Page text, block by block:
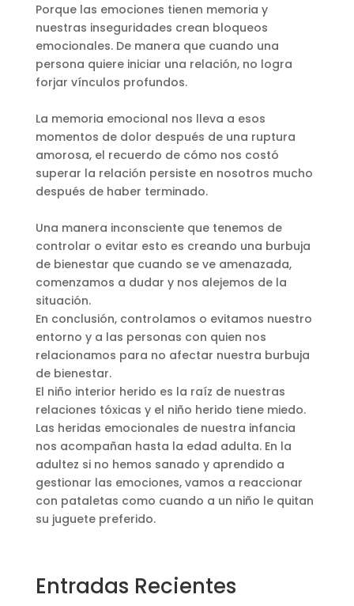
Porque las emociones tienen memoria y
nuestras inseguridades crean bloqueos
emocionales. De manera que cuando una
persona quiere iniciar una relación, no logra
forjar vínculos profundos.
La memoria emocional nos lleva a esos
momentos de dolor después de una ruptura
amorosa, el recuerdo de cómo nos costó
superar la relación persiste en nosotros mucho
después de haber terminado.
Una manera inconsciente que tenemos de
controlar o evitar esto es creando una burbuja
de bienestar que cuando se ve amenazada,
comenzamos a dudar y nos alejemos de la
situación.
En conclusión, controlamos o evitamos nuestro
entorno y a las personas con quien nos
relacionamos para no afectar nuestra burbuja
de bienestar.
El niño interior herido es la raíz de nuestras
relaciones tóxicas y el niño herido tiene miedo.
Las heridas emocionales de nuestra infancia
nos acompañan hasta la edad adulta. En la
adultez si no hemos sanado y aprendido a
gestionar las emociones, vamos a reaccionar
con pataletas como cuando a un niño le quitan
su juguete preferido.
Entradas Recientes